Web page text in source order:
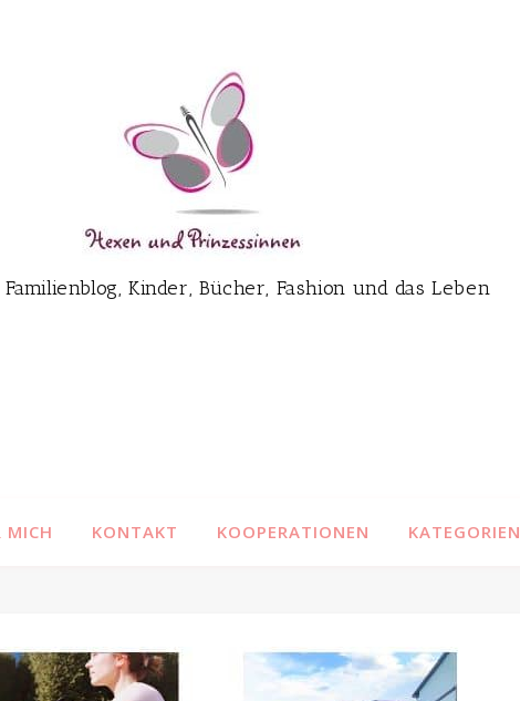
Familienblog, Kinder, Bücher, Fashion und das Leben
MICH KONTAKT KOOPERATIONEN KATEGORIEN